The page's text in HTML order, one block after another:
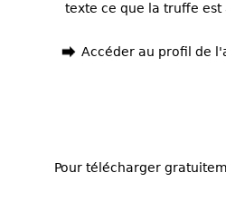
texte ce que la truffe est
Accéder au profil de
Pour télécharger